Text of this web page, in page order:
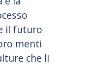
il futuro
menti
che li